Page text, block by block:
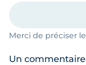
Merci de préciser
Un commentaire